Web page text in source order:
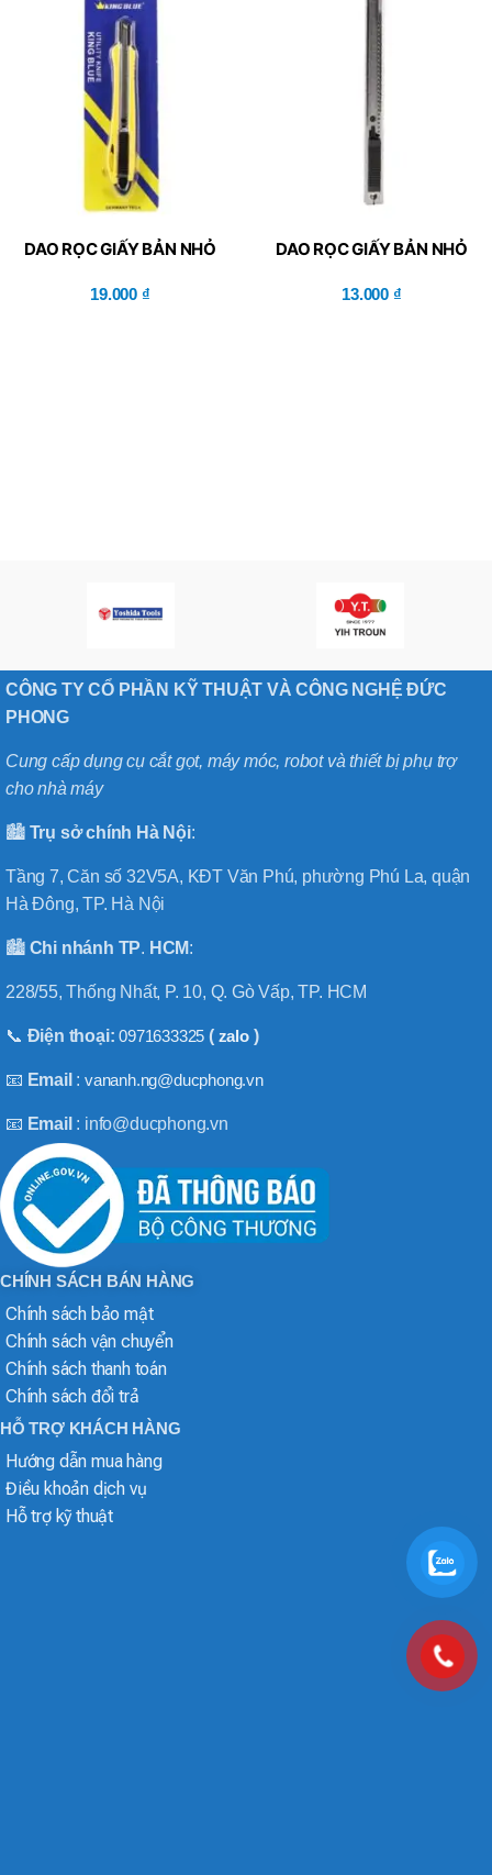
DAO RỌC GIẤY BẢN NHỎ
19.000 ₫
DAO RỌC GIẤY BẢN NHỎ
13.000 ₫
CÔNG TY CỔ PHẦN KỸ THUẬT VÀ CÔNG NGHỆ ĐỨC
PHONG
Cung cấp dụng cụ cắt gọt, máy móc, robot và thiết bị phụ trợ
cho nhà máy
🏙️ Trụ sở chính Hà Nội:
Tầng 7, Căn số 32V5A, KĐT Văn Phú, phường Phú La, quận
Hà Đông, TP. Hà Nội
🏙️ Chi nhánh TP. HCM:
228/55, Thống Nhất, P. 10, Q. Gò Vấp, TP. HCM
📞 Điện thoại:0971633325 ( zalo)
📧 Email :vananh.ng@ducphong.vn
📧 Email : info@ducphong.vn
CHÍNH SÁCH BÁN HÀNG
Chính sách bảo mật
Chính sách vận chuyển
Chính sách thanh toán
Chính sách đổi trả
HỖ TRỢ KHÁCH HÀNG
Hướng dẫn mua hàng
Điều khoản dịch vụ
Hỗ trợ kỹ thuật